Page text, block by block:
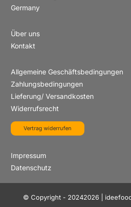
Germany
Über uns
Kontakt
Allgemeine Geschäftsbedingungen
Zahlungsbedingungen
Lieferung/ Versandkosten
Widerrufsrecht
Vertrag widerrufen
Impressum
Datenschutz
© Copyright - 20242026 |